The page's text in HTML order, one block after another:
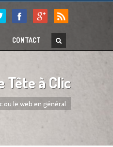
CONTACT
Tête à Clic
ou le web en général